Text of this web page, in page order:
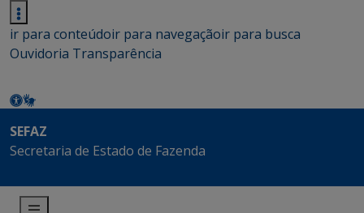
ir para conteúdoir para navegaçãoir para busca
Ouvidoria Transparência
SEFAZ
Secretaria de Estado de Fazenda